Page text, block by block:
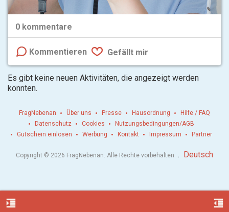
0 kommentare
Kommentieren Gefällt mir
Es gibt keine neuen Aktivitäten, die angezeigt werden
könnten.
format_indent_increase format_indent_decrease
FragNebenan Über uns Presse Hausordnung
Hilfe / FAQ
Datenschutz
Cookies
Nutzungsbedingungen/AGB
Gutschein einlösen
Werbung Kontakt Impressum Partner
Copyright © 2026 FragNebenan. Alle Rechte vorbehalten . Deutsch